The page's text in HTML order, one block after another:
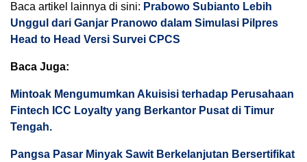
Baca artikel lainnya di sini: Prabowo Subianto Lebih
Unggul dari Ganjar Pranowo dalam Simulasi Pilpres
Head to Head Versi Survei CPCS
Baca Juga:
Mintoak Mengumumkan Akuisisi terhadap Perusahaan
Fintech ICC Loyalty yang Berkantor Pusat di Timur
Tengah.
Pangsa Pasar Minyak Sawit Berkelanjutan Bersertifikat